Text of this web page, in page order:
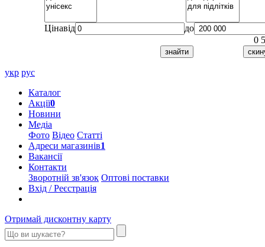
Цінавід
до
0
укр рус
Каталог
Акції0
Новини
Медіа
Фото Відео Статті
Адреси магазинів1
Вакансії
Контакти
Зворотній зв'язок Оптові поставки
Вхід / Реєстрація
Отримай дисконтну карту